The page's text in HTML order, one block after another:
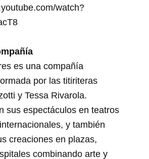
watch?
es una compañía
por las titiriteras
y Tessa Rivarola.
sus espectáculos en teatros
y también
creaciones en plazas,
combinando arte y